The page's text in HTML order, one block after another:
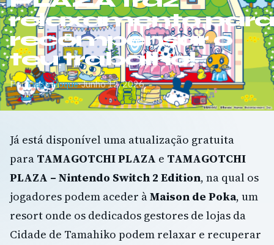
relaxamento para
recompensar o
teu trabalho!
PorTiago Roque·Junho 12, 2026
Já está disponível uma atualização gratuita
para TAMAGOTCHI PLAZA e TAMAGOTCHI
PLAZA – Nintendo Switch 2 Edition, na qual os
jogadores podem aceder àMaison de Poka, um
resort onde os dedicados gestores de lojas da
Cidade de Tamahiko podem relaxar e recuperar